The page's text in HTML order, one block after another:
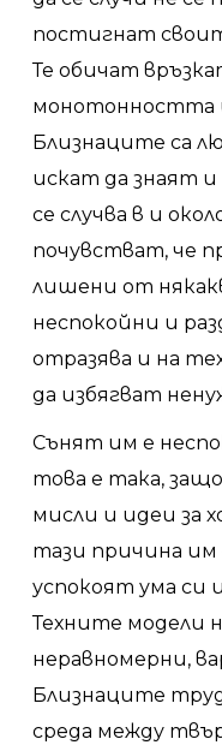
постигнат
Те обичат
монотонността
Близнаците са
искат да знаят
се случва в и
почувстват, че
лишени от
неспокойни и
отразява и на
да избягват
Сънят им е
това е така,
мисли и идеи за
тази причина им
успокоят ума си
Техните модели
неравномерни,
Близнаците
среда между